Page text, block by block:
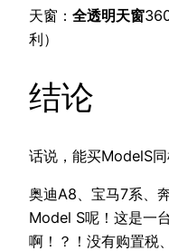
天窗： 全透明天窗
利）
结论
话说，能买ModelS
奥迪A8、宝马7系、
Model S呢！这是一
啊！？！没有购置税